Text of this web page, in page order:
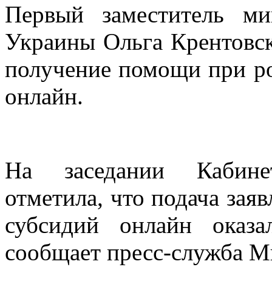
Первый заместитель
Украины Ольга
получение помощи при
онлайн.
На заседании
отметила, что подача
субсидий онлайн
сообщает пресс-служба